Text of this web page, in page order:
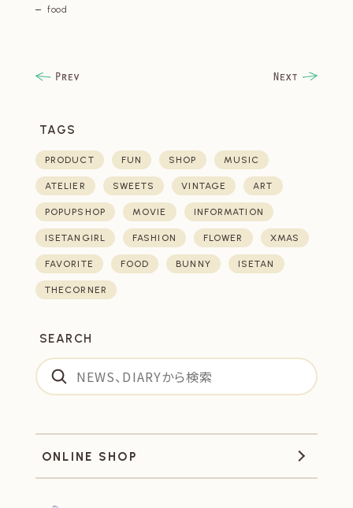
food
TAGS
PRODUCT FUN SHOP MUSIC
ATELIER SWEETS VINTAGE ART
POPUPSHOP MOVIE INFORMATION
ISETANGIRL FASHION FLOWER XMAS
FAVORITE FOOD BUNNY ISETAN
THECORNER
SEARCH
ONLINE SHOP